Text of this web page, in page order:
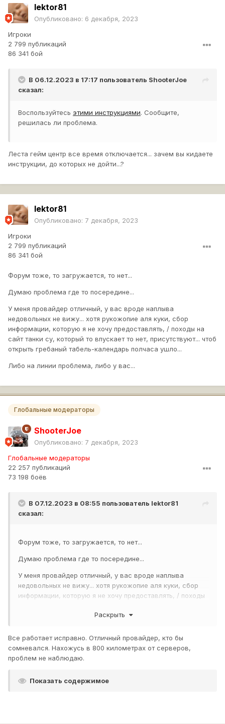
lektor81
Опубликовано: 6 декабря, 2023
Игроки
2 799 публикаций
86 341 бой
В 06.12.2023 в 17:17 пользователь ShooterJoe
сказал:
Воспользуйтесь этими инструкциями. Сообщите,
решилась ли проблема.
Леста гейм центр все время отключается... зачем вы кидаете
инструкции, до которых не дойти...?
lektor81
Опубликовано: 7 декабря, 2023
Игроки
2 799 публикаций
86 341 бой
Форум тоже, то загружается, то нет...
Думаю проблема где то посередине...
У меня провайдер отличный, у вас вроде наплыва
недовольных не вижу... хотя рукожопие аля куки, сбор
информации, которую я не хочу предоставлять, / походы на
сайт танки су, который то впускает то нет, присутствуют... чтоб
открыть гребаный табель-календарь полчаса ушло...
Либо на линии проблема, либо у вас...
Глобальные модераторы
ShooterJoe
Опубликовано: 7 декабря, 2023
Глобальные модераторы
22 257 публикаций
73 198 боёв
В 07.12.2023 в 08:55 пользователь lektor81
сказал:
Форум тоже, то загружается, то нет...
Думаю проблема где то посередине...
У меня провайдер отличный, у вас вроде наплыва
недовольных не вижу... хотя рукожопие аля куки, сбор
информации, которую я не хочу предоставлять, / походы
присутствуют... чтоб открыть гребаный табель-календарь
Либо на линии проблема, либо у вас...
Раскрыть
Все работает исправно. Отличный провайдер, кто бы
сомневался. Нахожусь в 800 километрах от серверов,
проблем не наблюдаю.
Показать содержимое